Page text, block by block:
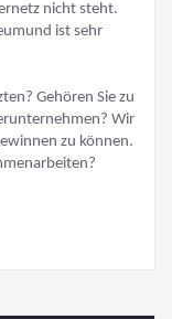
nicht steht.
ist sehr
Gehören Sie zu
Wir
zu können.